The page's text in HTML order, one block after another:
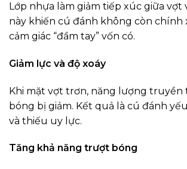
Lớp nhựa làm giảm tiếp xúc giữa vợt
này khiến cú đánh không còn chính
cảm giác “đầm tay” vốn có.
Giảm lực và độ xoáy
Khi mặt vợt trơn, năng lượng truyền
bóng bị giảm. Kết quả là cú đánh
và thiếu uy lực.
Tăng khả năng trượt bóng